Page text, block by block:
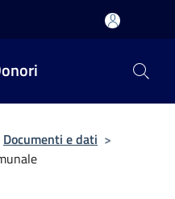
Documenti e dati >